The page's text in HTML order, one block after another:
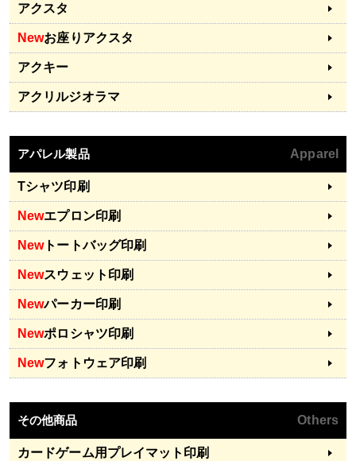
アクスタ
Newお座りアクスタ
アクキー
アクリルジオラマ
アパレル製品 Apparel
Tシャツ印刷
Newエプロン印刷
Newトートバッグ印刷
Newスウェット印刷
Newパーカー印刷
Newポロシャツ印刷
Newフォトウェア印刷
その他商品 Others
カードゲーム用プレイマット印刷